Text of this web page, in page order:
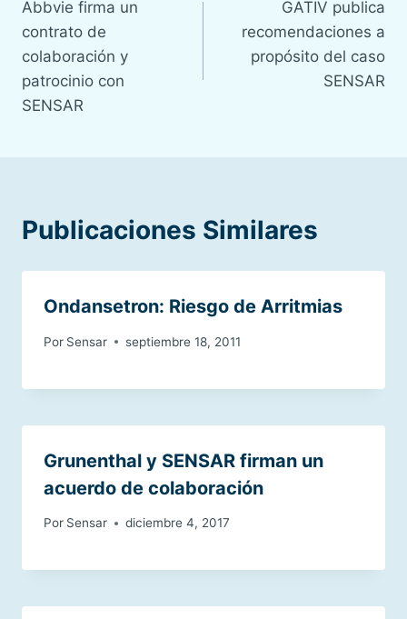
de
entradas
Abbvie firma un
contrato de
colaboración y
patrocinio con
SENSAR
GATIV publica
recomendaciones a
propósito del caso
SENSAR
Publicaciones Similares
Ondansetron: Riesgo de Arritmias
Por Sensar septiembre 18, 2011
Grunenthal y SENSAR firman un
acuerdo de colaboración
Por Sensar diciembre 4, 2017